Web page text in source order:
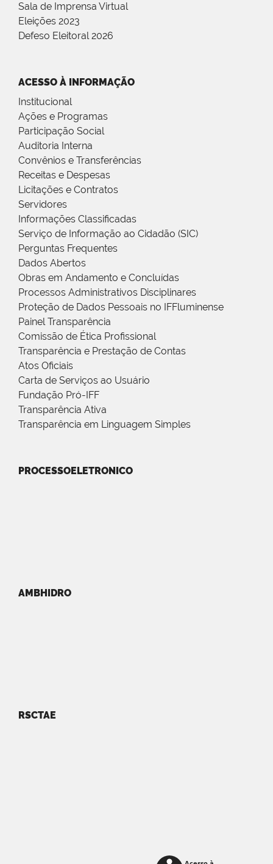
Sala de Imprensa Virtual
Eleições 2023
Defeso Eleitoral 2026
ACESSO À INFORMAÇÃO
Institucional
Ações e Programas
Participação Social
Auditoria Interna
Convênios e Transferências
Receitas e Despesas
Licitações e Contratos
Servidores
Informações Classificadas
Serviço de Informação ao Cidadão (SIC)
Perguntas Frequentes
Dados Abertos
Obras em Andamento e Concluídas
Processos Administrativos Disciplinares
Proteção de Dados Pessoais no IFFluminense
Painel Transparência
Comissão de Ética Profissional
Transparência e Prestação de Contas
Atos Oficiais
Carta de Serviços ao Usuário
Fundação Pró-IFF
Transparência Ativa
Transparência em Linguagem Simples
PROCESSOELETRONICO
AMBHIDRO
RSCTAE